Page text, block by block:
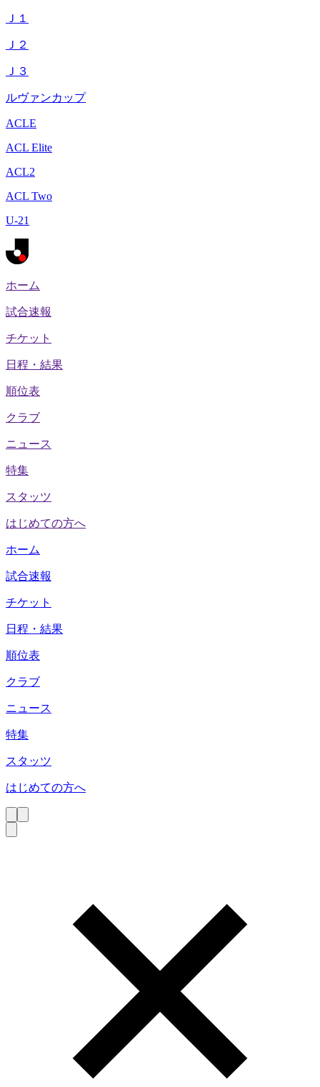
Ｊ１
Ｊ２
Ｊ３
ルヴァンカップ
ACLE
ACL Elite
ACL2
ACL Two
U-21
ホーム
試合速報
チケット
日程・結果
順位表
クラブ
ニュース
特集
スタッツ
はじめての方へ
ホーム
試合速報
チケット
日程・結果
順位表
クラブ
ニュース
特集
スタッツ
はじめての方へ